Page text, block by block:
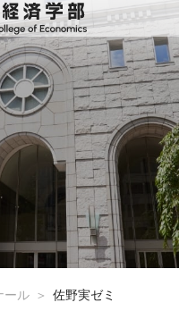
ール 佐野実ゼミ